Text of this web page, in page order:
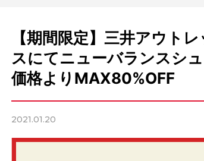
【期間限定】三井アウト
スにてニューバランスシ
価格よりMAX80%OFF
2021.01.20